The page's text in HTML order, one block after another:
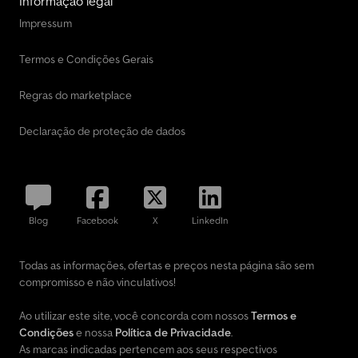
Impressum
Termos e Condições Gerais
Regras do marketplace
Declaração de proteção de dados
Blog Facebook X LinkedIn
Todas as informações, ofertas e preços nesta página são sem
compromisso e não vinculativos!
Ao utilizar este site, você concorda com nossosTermos e
Condiçõese nossa Política de Privacidade.
As marcas indicadas pertencem aos seus respectivos